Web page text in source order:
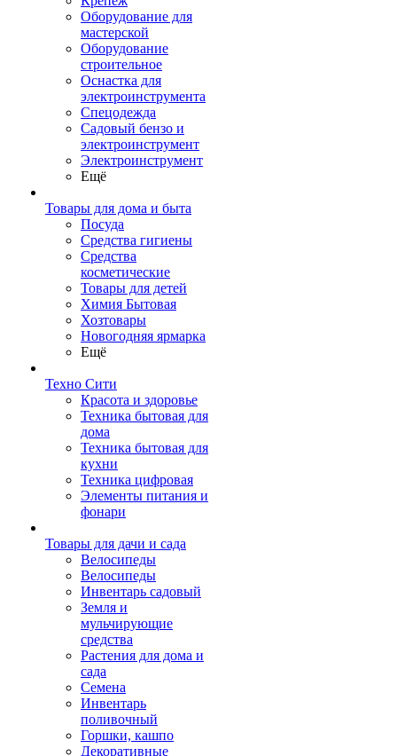
Оборудование для
мастерской
Оборудование
строительное
Оснастка для
электроинструмента
Спецодежда
Садовый бензо и
электроинструмент
Электроинструмент
Ещё
Товары для дома и быта
Посуда
Средства гигиены
Средства
косметические
Товары для детей
Химия Бытовая
Хозтовары
Новогодняя ярмарка
Ещё
Техно Сити
Красота и здоровье
Техника бытовая для
дома
Техника бытовая для
кухни
Техника цифровая
Элементы питания и
фонари
Товары для дачи и сада
Велосипеды
Велосипеды
Инвентарь садовый
Земля и
мульчирующие
средства
Растения для дома и
сада
Семена
Инвентарь
поливочный
Горшки, кашпо
Декоративные